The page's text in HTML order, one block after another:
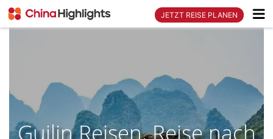
JETZT REISE PLANEN
Guilin Reisen, Reise nach